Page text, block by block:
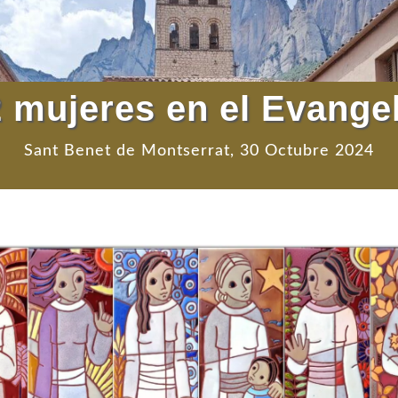
mujeres en el
Sant Benet de Montserrat, 30 Octubre 2024